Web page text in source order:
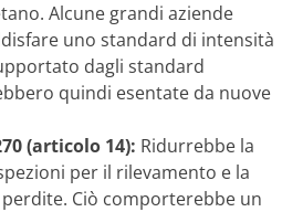
Alcune grandi aziende
uno standard di intensità
dagli standard
quindi esentate da nuove
(articolo 14): Ridurrebbe la
per il rilevamento e la
Ciò comporterebbe un